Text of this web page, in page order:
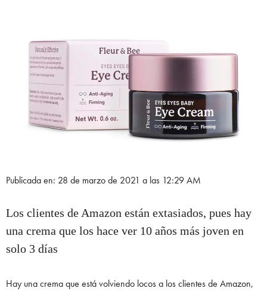
Publicada en: 28 de marzo de 2021 a las 12:29 AM
Los clientes de Amazon están extasiados, pues hay
una crema que los hace ver 10 años más joven en
solo 3 días
Hay una crema que está volviendo locos a los clientes de Amazon,